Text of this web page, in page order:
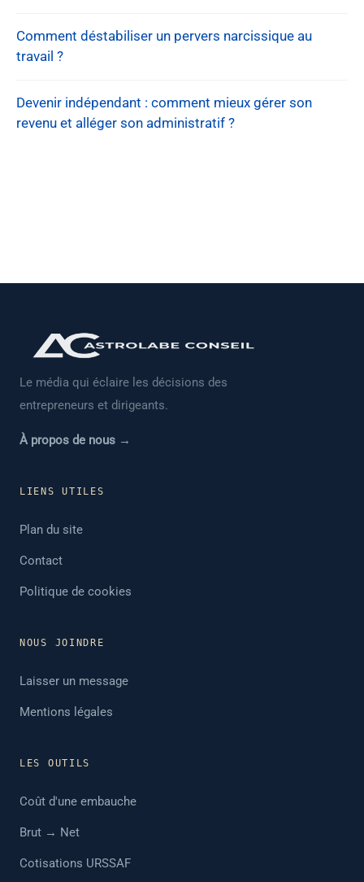
Comment déstabiliser un pervers narcissique au
travail ?
Devenir indépendant : comment mieux gérer son
revenu et alléger son administratif ?
Le média qui éclaire les décisions des
entrepreneurs et dirigeants.
À propos de nous →
LIENS UTILES
Plan du site
Contact
Politique de cookies
NOUS JOINDRE
Laisser un message
Mentions légales
LES OUTILS
Coût d'une embauche
Brut → Net
Cotisations URSSAF